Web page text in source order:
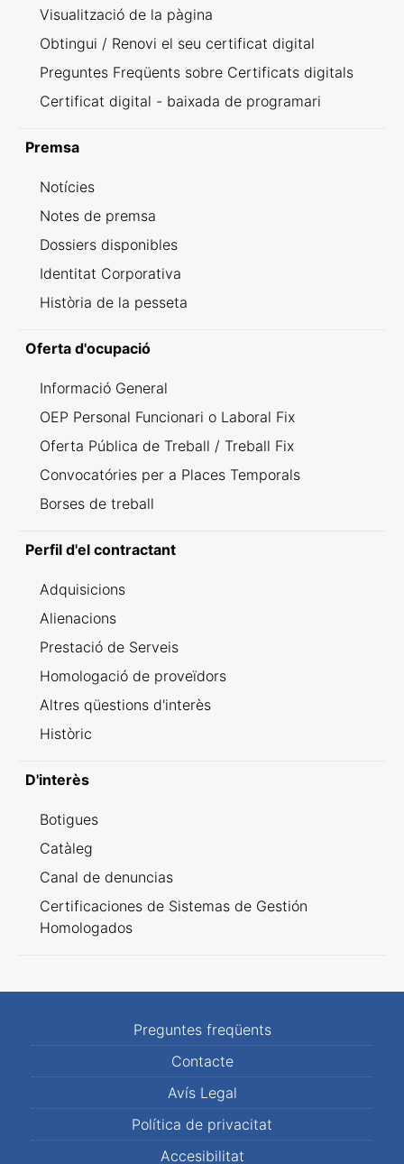
Visualització de la pàgina
Obtingui / Renovi el seu certificat digital
Preguntes Freqüents sobre Certificats digitals
Certificat digital - baixada de programari
Premsa
Notícies
Notes de premsa
Dossiers disponibles
Identitat Corporativa
Història de la pesseta
Oferta d'ocupació
Informació General
OEP Personal Funcionari o Laboral Fix
Oferta Pública de Treball / Treball Fix
Convocatóries per a Places Temporals
Borses de treball
Perfil d'el contractant
Adquisicions
Alienacions
Prestació de Serveis
Homologació de proveïdors
Altres qüestions d'interès
Històric
D'interès
Botigues
Catàleg
Canal de denuncias
Certificaciones de Sistemas de Gestión
Homologados
Preguntes freqüents
Contacte
Avís Legal
Política de privacitat
Accesibilitat